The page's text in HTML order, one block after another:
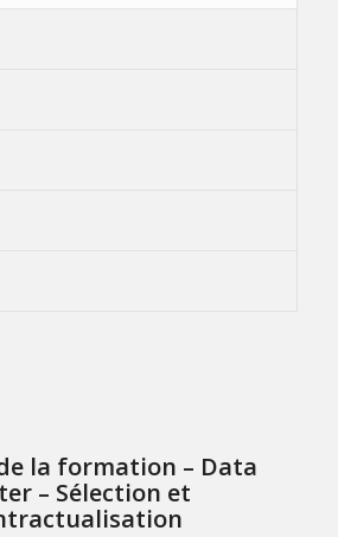
la formation – Data
– Sélection et